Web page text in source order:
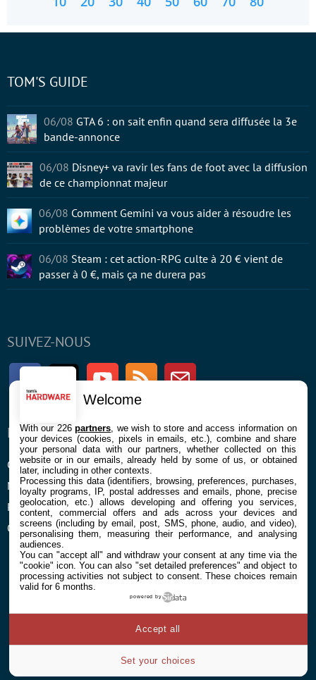
SUIVEZ-NOUS
FacebookTwitter Youtube RSS Newsletter
ENTREPRISE
Confidentialité et Cookies
Mentions légales et CGU
Préférences Cookies
Qui sommes nous
À PROPOS
Contact
TOM'S GUIDE
06/08 GTA 6 : on sait enfin quand sera diffusée la 3e
bande-annonce
06/08 Disney+ va ravir les fans de foot avec la diffusion
de ce championnat majeur
06/08 Comment Gemini va vous aider à résoudre les
problèmes de votre smartphone
06/08 Steam : cet action-RPG culte à 20 € vient de
passer à 0 €, mais ça ne durera pas
Welcome
With our 226partners , we wish to store and access information on
your devices (cookies, pixels in emails, etc.), combine and share
your personal data with our partners, whether collected on this
website or in our emails, already held by some of us, or obtained
later, including in other contexts.
Processing this data (identifiers, browsing, preferences, purchases,
loyalty programs, IP, postal addresses and emails, phone, precise
geolocation, etc.) allows developing and offering you services,
content, commercial offers and ads across your devices and
screens (including by email, post, SMS, phone, audio, and video),
personalising them, measuring their performance, and analysing
audiences.
You can "accept all" and withdraw your consent at any time via the
"cookie" icon. You can also "set detailed preferences" and object to
processing activities not subject to consent. These choices remain
valid for 6 months.
powered by
Set your choices
Accept all